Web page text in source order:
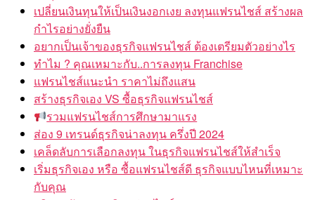
เปลี่ยนเงินทุนให้เป็นเงินงอกเงย ลงทุนแฟรนไชส์ สร้างผล
กำไรอย่างยั่งยืน
อยากเป็นเจ้าของธุรกิจแฟรนไชส์ ต้องเตรียมตัวอย่างไร
ทำไม ? คุณเหมาะกับ..การลงทุน Franchise
แฟรนไชส์แนะนำ ราคาไม่ถึงแสน
สร้างธุรกิจเอง VS ซื้อธุรกิจแฟรนไชส์
รวมแฟรนไชส์การศึกษามาแรง
ส่อง 9 เทรนด์ธุรกิจน่าลงทุน ครึ่งปี 2024
เคล็ดลับการเลือกลงทุน ในธุรกิจแฟรนไชส์ให้สำเร็จ
เริ่มธุรกิจเอง หรือ ซื้อแฟรนไชส์ดี ธุรกิจแบบไหนที่เหมาะ
กับคุณ